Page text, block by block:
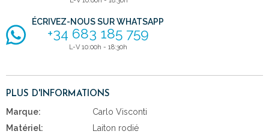
ÉCRIVEZ-NOUS SUR WHATSAPP
+34 683 185 759
L-V 10:00h - 18:30h
PLUS D'INFORMATIONS
Marque:
Carlo Visconti
Matériel:
Laiton rodié